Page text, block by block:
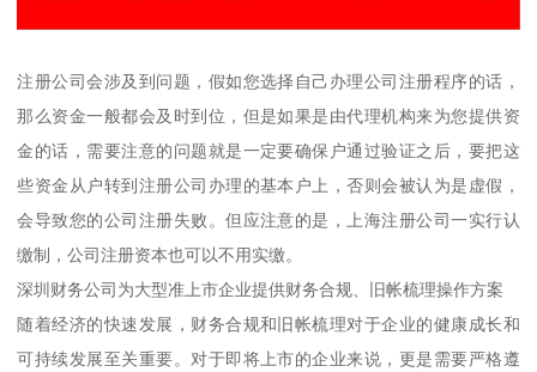
注册公司会涉及到问题，假如您选择自己办理公司注册程序的话，
那么资金一般都会及时到位，但是如果是由代理机构来为您提供资
金的话，需要注意的问题就是一定要确保户通过验证之后，要把这
些资金从户转到注册公司办理的基本户上，否则会被认为是虚假，
会导致您的公司注册失败。但应注意的是，上海注册公司一实行认
缴制，公司注册资本也可以不用实缴。
深圳财务公司为大型准上市企业提供财务合规、旧帐梳理操作方案
随着经济的快速发展，财务合规和旧帐梳理对于企业的健康成长和
可持续发展至关重要。对于即将上市的企业来说，更是需要严格遵